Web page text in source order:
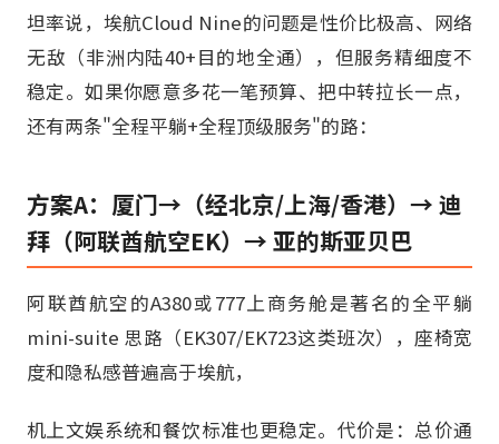
坦率说，埃航Cloud Nine的问题是性价比极高、网络
无敌（非洲内陆40+目的地全通），但服务精细度不
稳定。如果你愿意多花一笔预算、把中转拉长一点，
还有两条"全程平躺+全程顶级服务"的路：
方案A：厦门→（经北京/上海/香港）→ 迪
拜（阿联酋航空EK）→ 亚的斯亚贝巴
阿联酋航空的A380或777上商务舱是著名的全平躺
mini-suite 思路（EK307/EK723这类班次），座椅宽
度和隐私感普遍高于埃航，
机上文娱系统和餐饮标准也更稳定。代价是：总价通